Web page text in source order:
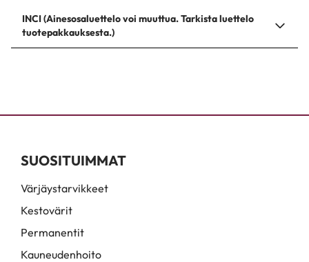
INCI (Ainesosaluettelo voi muuttua. Tarkista luettelo
tuotepakkauksesta.)
SUOSITUIMMAT
Värjäystarvikkeet
Kestovärit
Permanentit
Kauneudenhoito